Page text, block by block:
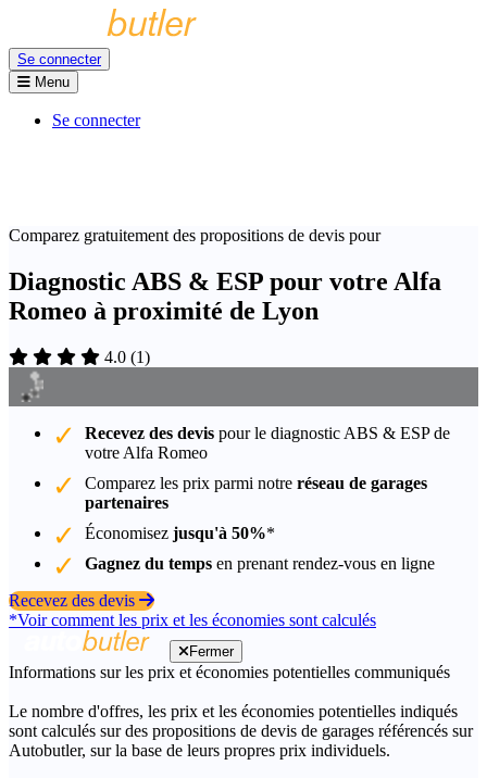
Se connecter
Menu
Se connecter
Comparez gratuitement des propositions de devis pour
Diagnostic ABS & ESP pour votre Alfa
Romeo à proximité de Lyon
4.0 (1)
Recevez des devis pour le diagnostic ABS & ESP de
votre Alfa Romeo
Comparez les prix parmi notre réseau de garages
partenaires
Économisez jusqu'à 50%*
Gagnez du temps en prenant rendez-vous en ligne
Recevez des devis
*Voir comment les prix et les économies sont calculés
Fermer
Informations sur les prix et économies potentielles communiqués
Le nombre d'offres, les prix et les économies potentielles indiqués
sont calculés sur des propositions de devis de garages référencés sur
Autobutler, sur la base de leurs propres prix individuels.